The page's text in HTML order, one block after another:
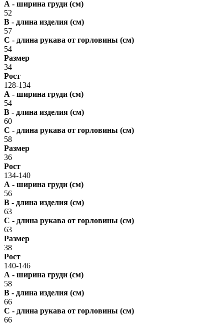
А - ширина груди (см)
52
В - длина изделия (см)
57
С - длина рукава от горловины (см)
54
Размер
34
Рост
128-134
А - ширина груди (см)
54
В - длина изделия (см)
60
С - длина рукава от горловины (см)
58
Размер
36
Рост
134-140
А - ширина груди (см)
56
В - длина изделия (см)
63
С - длина рукава от горловины (см)
63
Размер
38
Рост
140-146
А - ширина груди (см)
58
В - длина изделия (см)
66
С - длина рукава от горловины (см)
66